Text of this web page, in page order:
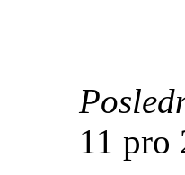
11 pro